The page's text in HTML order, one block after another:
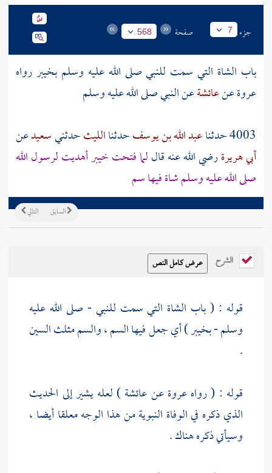
جزء 7 صفحة 568
باب الشاة التي سمت للنبي صلى الله عليه وسلم بخيبررواه
عروة عنعائشةعن النبي صلى الله عليه وسلم
4003 حدثنا
عبد الله بن يوسفحدثناالليثحدثنيسعيدعن
أبي هريرةرضي الله عنه قاللما فتحتخيبرأهديت لرسول الله
صلى الله عليه وسلم شاة فيها سم
التالي السابق
الشرح
قوله : ( باب الشاة التي سمت للنبي - صلى الله عليه
وسلم -بخيبر) أي جعل فيها السم ، والسم مثلث السين
.
قوله : ( رواهعروةعنعائشة) لعله يشير إلى الحديث
الذي ذكره في الوفاة النبوية من هذا الوجه معلقا أيضا ،
وسيأتي ذكره هناك .